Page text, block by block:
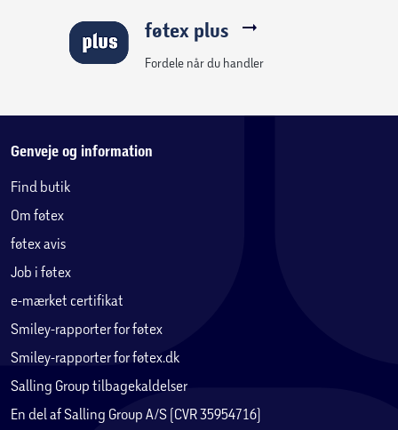
føtex plus
Fordele når du handler
Genveje og information
Find butik
Om føtex
føtex avis
Job i føtex
e-mærket certifikat
Smiley-rapporter for føtex
Smiley-rapporter for føtex.dk
Salling Group tilbagekaldelser
En del af Salling Group A/S (CVR 35954716)